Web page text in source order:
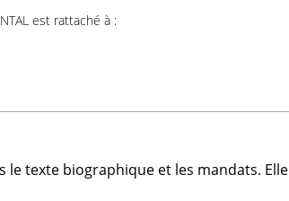
est rattaché à :
texte biographique et les mandats. Elle